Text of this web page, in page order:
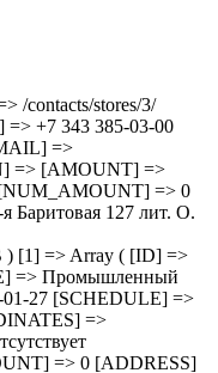
/contacts/stores/3/
=> +7 343 385-03-00
=>
=> [AMOUNT] =>
=> 0
Баритовая 127 лит. О.
) [1] => Array ( [ID] =>
=> Промышленный
01-27 [SCHEDULE] =>
=>
=> 0 [ADDRESS]